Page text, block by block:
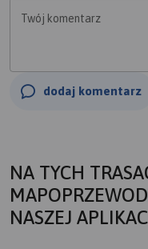
Twój komentarz
dodaj komentarz
NA TYCH
NASZEJ